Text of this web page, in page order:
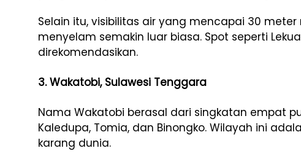
Selain itu, visibilitas air yang mencapai 30
menyelam semakin luar biasa. Spot seperti
direkomendasikan.
3. Wakatobi, Sulawesi Tenggara
Nama Wakatobi berasal dari singkatan empat
Kaledupa, Tomia, dan Binongko. Wilayah ini
karang dunia.